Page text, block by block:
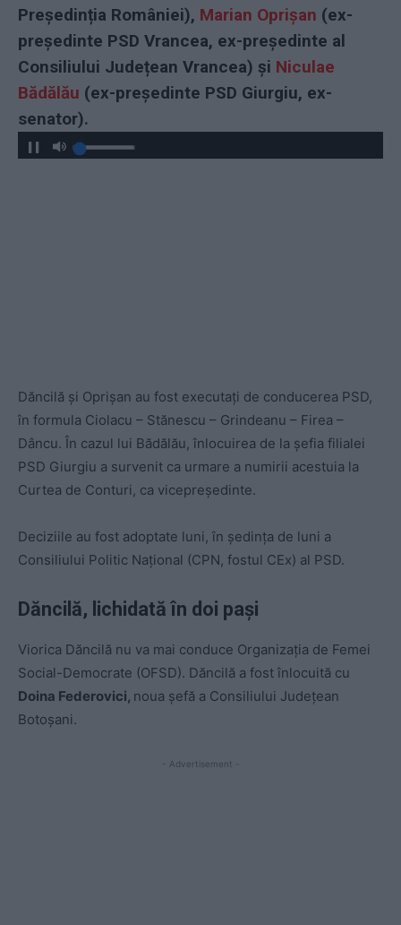
Președinția României), Marian Oprișan (ex-
președinte PSD Vrancea, ex-președinte al
Consiliului Județean Vrancea) și Niculae
Bădălău (ex-președinte PSD Giurgiu, ex-
senator).
Dăncilă și Oprișan au fost executați de conducerea PSD,
în formula Ciolacu – Stănescu – Grindeanu – Firea –
Dâncu. În cazul lui Bădălău, înlocuirea de la șefia filialei
PSD Giurgiu a survenit ca urmare a numirii acestuia la
Curtea de Conturi, ca vicepreședinte.
Deciziile au fost adoptate luni, în ședința de luni a
Consiliului Politic Național (CPN, fostul CEx) al PSD.
Dăncilă, lichidată în doi pași
Viorica Dăncilă nu va mai conduce Organizația de Femei
Social-Democrate (OFSD). Dăncilă a fost înlocuită cu
Doina Federovici, noua șefă a Consiliului Județean
Botoșani.
- Advertisement -